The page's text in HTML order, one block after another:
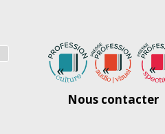
Nous contacter